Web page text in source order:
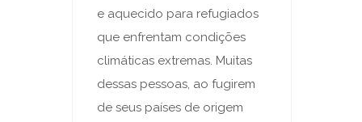
e aquecido para refugiados
que enfrentam condições
climáticas extremas. Muitas
dessas pessoas, ao fugirem
de seus países de origem